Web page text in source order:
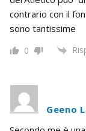
contrario con il
sono tantissime
0
Geeno